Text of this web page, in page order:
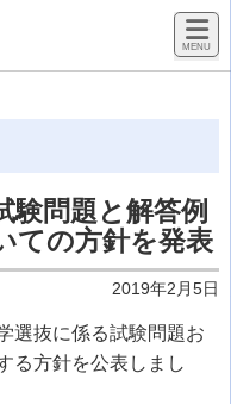
験問題と解答例
ての方針を発表
2019年2月5日
選抜に係る試験問題お
る方針を公表しまし